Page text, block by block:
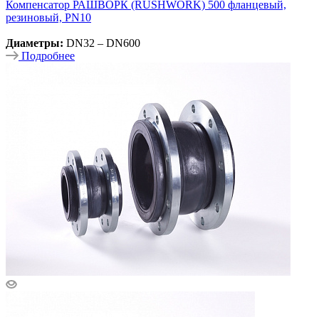
Компенсатор РАШВОРК (RUSHWORK) 500 фланцевый,
резиновый, PN10
Диаметры: DN32 – DN600
Подробнее